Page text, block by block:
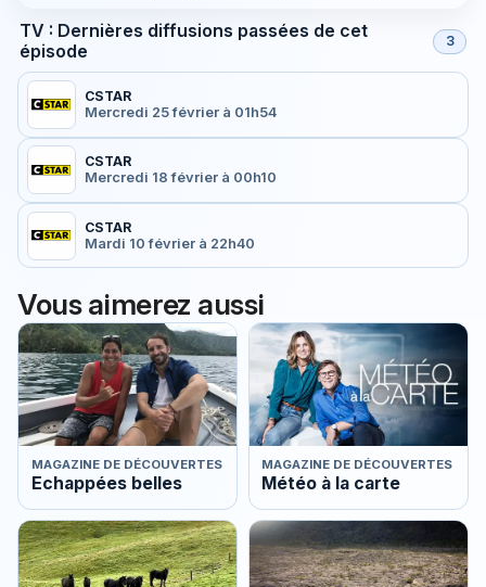
TV : Dernières diffusions passées de cet
épisode
3
CSTAR
Mercredi 25 février à 01h54
CSTAR
Mercredi 18 février à 00h10
CSTAR
Mardi 10 février à 22h40
Vous aimerez aussi
MAGAZINE DE DÉCOUVERTES
Echappées belles
MAGAZINE DE DÉCOUVERTES
Météo à la carte